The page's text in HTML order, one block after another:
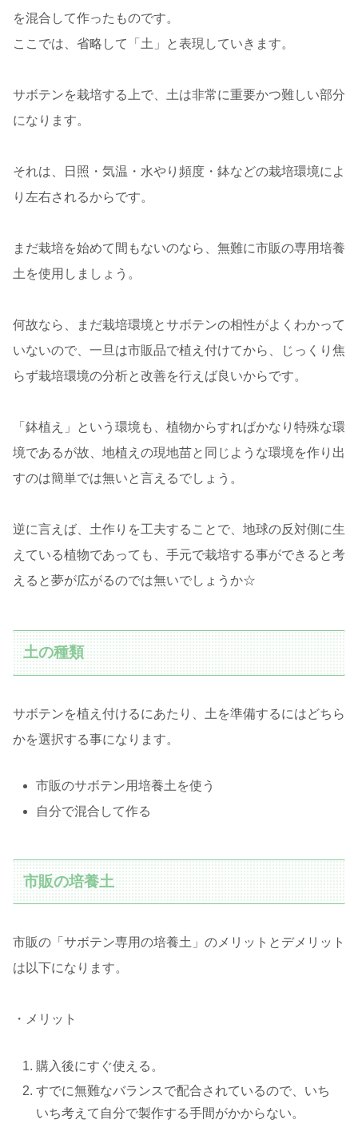
を混合して作ったものです。
ここでは、省略して「土」と表現していきます。
サボテンを栽培する上で、土は非常に重要かつ難しい部分
になります。
それは、日照・気温・水やり頻度・鉢などの栽培環境によ
り左右されるからです。
まだ栽培を始めて間もないのなら、無難に市販の専用培養
土を使用しましょう。
何故なら、まだ栽培環境とサボテンの相性がよくわかって
いないので、一旦は市販品で植え付けてから、じっくり焦
らず栽培環境の分析と改善を行えば良いからです。
「鉢植え」という環境も、植物からすればかなり特殊な環
境であるが故、地植えの現地苗と同じような環境を作り出
すのは簡単では無いと言えるでしょう。
逆に言えば、土作りを工夫することで、地球の反対側に生
えている植物であっても、手元で栽培する事ができると考
えると夢が広がるのでは無いでしょうか☆
土の種類
サボテンを植え付けるにあたり、土を準備するにはどちら
かを選択する事になります。
市販のサボテン用培養土を使う
自分で混合して作る
市販の培養土
市販の「サボテン専用の培養土」のメリットとデメリット
は以下になります。
・メリット
購入後にすぐ使える。
すでに無難なバランスで配合されているので、いち
いち考えて自分で製作する手間がかからない。